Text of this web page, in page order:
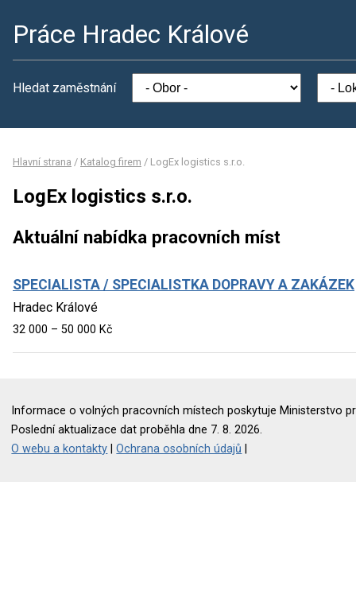
Práce Hradec Králové
Hledat zaměstnání
Hlavní strana / Katalog firem / LogEx logistics s.r.o.
LogEx logistics s.r.o.
Aktuální nabídka pracovních míst
SPECIALISTA / SPECIALISTKA DOPRAVY A ZAKÁZEK
Hradec Králové
32 000 – 50 000 Kč
Informace o volných pracovních místech poskytuje Ministerstvo
Poslední aktualizace dat proběhla dne 7. 8. 2026.
O webu a kontakty |Ochrana osobních údajů